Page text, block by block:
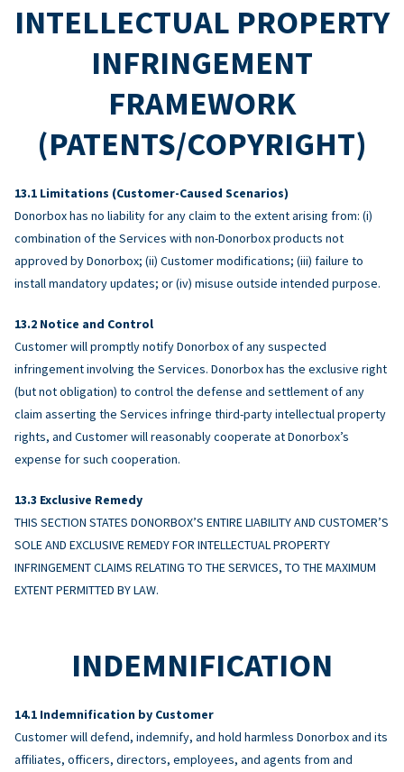
INTELLECTUAL PROPERTY
INFRINGEMENT
FRAMEWORK
(PATENTS/COPYRIGHT)
Limitations (Customer-Caused Scenarios)
Donorbox has no liability for any claim to the extent arising from: (i)
combination of the Services with non-Donorbox products not
approved by Donorbox; (ii) Customer modifications; (iii) failure to
install mandatory updates; or (iv) misuse outside intended purpose.
Notice and Control
Customer will promptly notify Donorbox of any suspected
infringement involving the Services. Donorbox has the exclusive right
(but not obligation) to control the defense and settlement of any
claim asserting the Services infringe third-party intellectual property
rights, and Customer will reasonably cooperate at Donorbox’s
expense for such cooperation.
Exclusive Remedy
THIS SECTION STATES DONORBOX’S ENTIRE LIABILITY AND CUSTOMER’S
SOLE AND EXCLUSIVE REMEDY FOR INTELLECTUAL PROPERTY
INFRINGEMENT CLAIMS RELATING TO THE SERVICES, TO THE MAXIMUM
EXTENT PERMITTED BY LAW.
INDEMNIFICATION
Indemnification by Customer
Customer will defend, indemnify, and hold harmless Donorbox and its
affiliates, officers, directors, employees, and agents from and